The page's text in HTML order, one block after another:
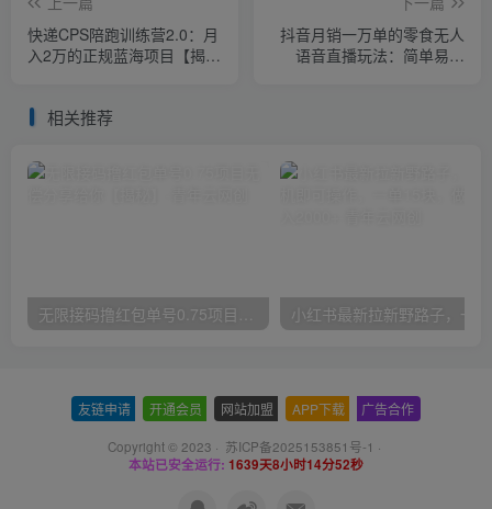
快递CPS陪跑训练营2.0：月
入2万的正规蓝海项目【揭
抖音月销一万单的零食无人
语音直播玩法：简单易上
相关推荐
无限接码撸红包单号0.75项目无偿分享给你【揭秘】
友链申请 开通会员 网站加盟 APP下载 广告合作
Copyright © 2023 · 苏ICP备2025153851号-1 ·
本站已安全运行: 1639天8小时14分53秒